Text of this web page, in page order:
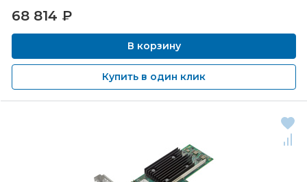
68 814 ₽
В корзину
Купить в один клик